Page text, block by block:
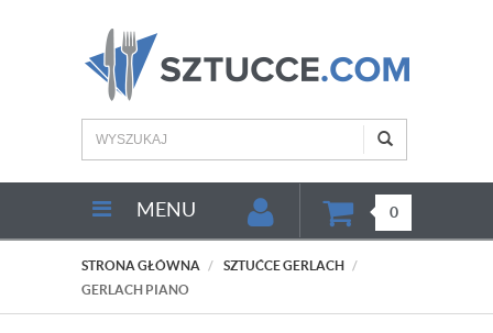
MENU 0
STRONA GŁÓWNA
SZTUĆCE GERLACH
GERLACH PIANO